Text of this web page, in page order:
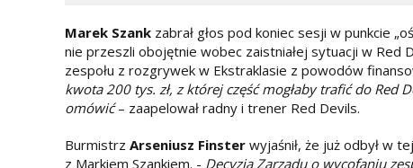
Marek Szank zabrał głos pod koniec sesji w punkcie
nie przeszli obojętnie wobec zaistniałej sytuacji w Red
zespołu z rozgrywek w Ekstraklasie z powodów
kwota 200 tys. zł, z której część mogłaby trafić do
omówić– zaapelował radny i trener Red Devils.
Burmistrz Arseniusz Finster wyjaśnił, że już odbył w
z Markiem Szankiem. - Decyzja Zarządu o wycofaniu